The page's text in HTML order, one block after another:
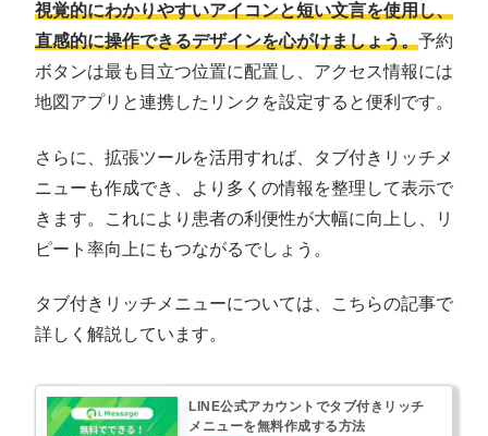
視覚的にわかりやすいアイコンと短い文言を使用し、
直感的に操作できるデザインを心がけましょう。予約
ボタンは最も目立つ位置に配置し、アクセス情報には
地図アプリと連携したリンクを設定すると便利です。
さらに、拡張ツールを活用すれば、タブ付きリッチメ
ニューも作成でき、より多くの情報を整理して表示で
きます。これにより患者の利便性が大幅に向上し、リ
ピート率向上にもつながるでしょう。
タブ付きリッチメニューについては、こちらの記事で
詳しく解説しています。
LINE公式アカウントでタブ付きリッチ
メニューを無料作成する方法